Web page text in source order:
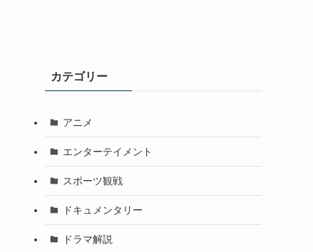
カテゴリー
アニメ
エンターテイメント
スポーツ観戦
ドキュメンタリー
ドラマ解説